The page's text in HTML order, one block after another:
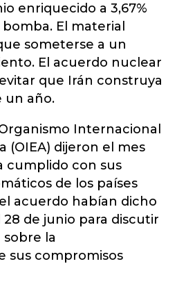
enriquecido a 3,67%
El material
someterse a un
El acuerdo nuclear
que Irán construya
un año.
Internacional
(OIEA) dijeron el mes
cumplido con sus
de los países
acuerdo habían dicho
de junio para discutir
la
sus compromisos